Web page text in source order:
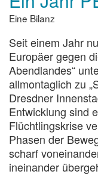
Eine Bilanz
Seit einem Jahr
Europäer gegen
Abendlandes“
allmontaglich zu
Dresdner
Entwicklung sind
Flüchtlingskrise
Phasen der
scharf
ineinander